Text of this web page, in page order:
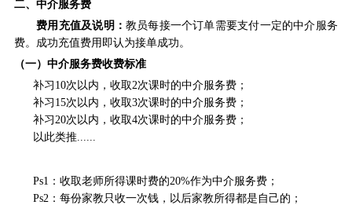
二、中介服务费
费用充值及说明： 教员每接一个订单需要支付一定的中介服务
费。成功充值费用即认为接单成功。
（一）中介服务费收费标准
补习10次以内，收取2次课时的中介服务费；
补习 15次以内，收取3次课时的中介服务费；
补习20次以内，收取4次课时的中介服务费；
以此类推......
Ps1：收取老师所得课时费的20%作为中介服务费；
Ps2：每份家教只收一次钱，以后家教所得都是自己的；